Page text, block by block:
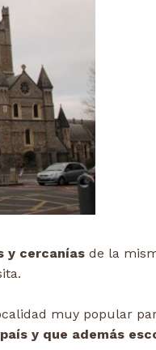
y cercanías de la
muy popular
y que además